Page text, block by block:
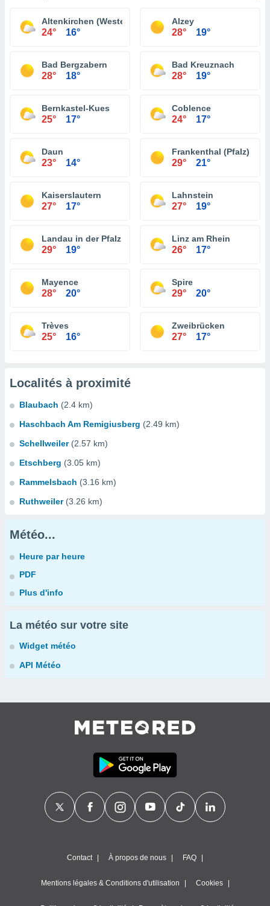
Altenkirchen (Westerwald)
24° 16°
Alzey
28° 19°
Bad Bergzabern
28° 18°
Bad Kreuznach
28° 19°
Bernkastel-Kues
25° 17°
Coblence
24° 17°
Daun
23° 14°
Frankenthal (Pfalz)
29° 21°
Kaiserslautern
27° 17°
Lahnstein
27° 19°
Landau in der Pfalz
29° 19°
Linz am Rhein
26° 17°
Mayence
28° 20°
Spire
29° 20°
Trèves
25° 16°
Zweibrücken
27° 17°
Localités à proximité
Blaubach (2.4 km)
Haschbach Am Remigiusberg (2.49 km)
Schellweiler (2.57 km)
Etschberg (3.05 km)
Rammelsbach (3.16 km)
Ruthweiler (3.26 km)
Météo...
Heure par heure
PDF
Plus d'info
La météo sur votre site
Widget météo
API Météo
Contact À propos de nous FAQ
Mentions légales & Conditions d'utilisation Cookies